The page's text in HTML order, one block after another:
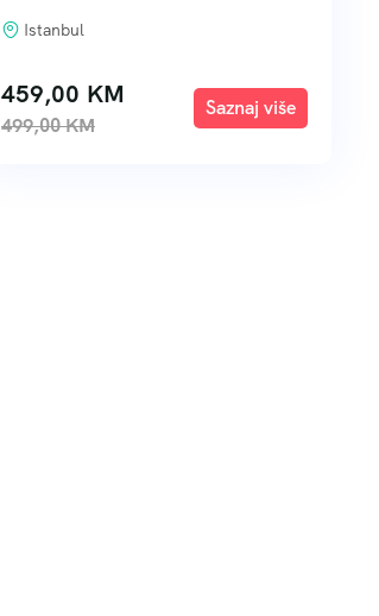
Istanbul
459,00 KM
499,00KM
Explore